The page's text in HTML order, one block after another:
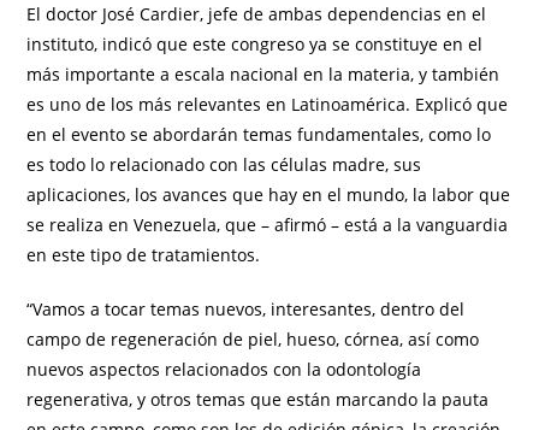
El doctor José Cardier, jefe de ambas dependencias en el
instituto, indicó que este congreso ya se constituye en el
más importante a escala nacional en la materia, y también
es uno de los más relevantes en Latinoamérica. Explicó que
en el evento se abordarán temas fundamentales, como lo
es todo lo relacionado con las células madre, sus
aplicaciones, los avances que hay en el mundo, la labor que
se realiza en Venezuela, que – afirmó – está a la vanguardia
en este tipo de tratamientos.
“Vamos a tocar temas nuevos, interesantes, dentro del
campo de regeneración de piel, hueso, córnea, así como
nuevos aspectos relacionados con la odontología
regenerativa, y otros temas que están marcando la pauta